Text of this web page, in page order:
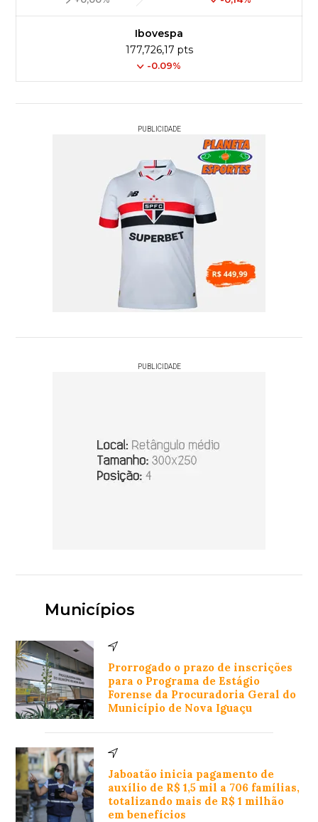
Ibovespa
177,726,17 pts
-0.09%
PUBLICIDADE
PUBLICIDADE
Municípios
Prorrogado o prazo de inscrições
para o Programa de Estágio
Forense da Procuradoria Geral do
Município de Nova Iguaçu
Jaboatão inicia pagamento de
auxílio de R$ 1,5 mil a 706 famílias,
totalizando mais de R$ 1 milhão
em benefícios